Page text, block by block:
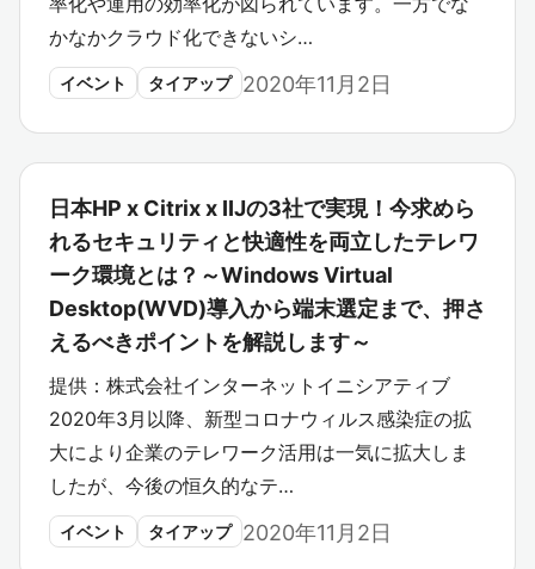
かなかクラウド化できないシ…
イベント タイアップ 2020年11月2日
日本HP x Citrix x IIJの3社で実現！今求めら
れるセキュリティと快適性を両立したテレワ
ーク環境とは？～Windows Virtual
Desktop(WVD)導入から端末選定まで、押さ
えるべきポイントを解説します～
提供：株式会社インターネットイニシアティブ
2020年3月以降、新型コロナウィルス感染症の拡
大により企業のテレワーク活用は一気に拡大しま
したが、今後の恒久的なテ…
イベント タイアップ 2020年11月2日